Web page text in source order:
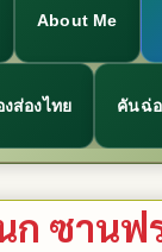
About Me
ส่องไทย คันฉ่
ก ซาน